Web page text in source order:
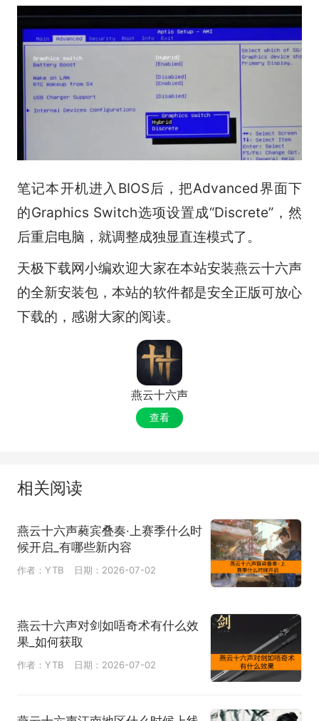
笔记本开机进入BIOS后，把Advanced界面下
的Graphics Switch选项设置成“Discrete”，然
后重启电脑，就调整成独显直连模式了。
天极下载网小编欢迎大家在本站安装燕云十六声
的全新安装包，本站的软件都是安全正版可放心
下载的，感谢大家的阅读。
燕云十六声
查看
相关阅读
燕云十六声蕤宾叠奏·上赛季什么时
候开启_有哪些新内容
作者：YTB 日期：2026-07-02
燕云十六声对剑如唔奇术有什么效
果_如何获取
作者：YTB 日期：2026-07-02